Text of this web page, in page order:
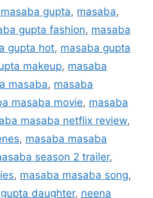
gupta, masaba,
gupta fashion, masaba
gupta hot, masaba gupta
makeup, masaba
masaba, masaba
masaba movie, masaba
masaba netflix review,
, masaba masaba
season 2 trailer,
, masaba masaba song,
daughter, neena